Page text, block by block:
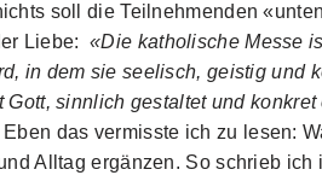
soll die Teilnehmenden
Liebe:«Die katholische Messe
in dem sie seelisch, geistig und
sinnlich gestaltet und
Eben das vermisste ich zu lesen:
Alltag ergänzen. So schrieb